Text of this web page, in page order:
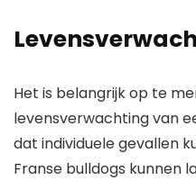
Het is belangrijk op te
levensverwachting van
dat individuele gevallen
Franse bulldogs kunnen